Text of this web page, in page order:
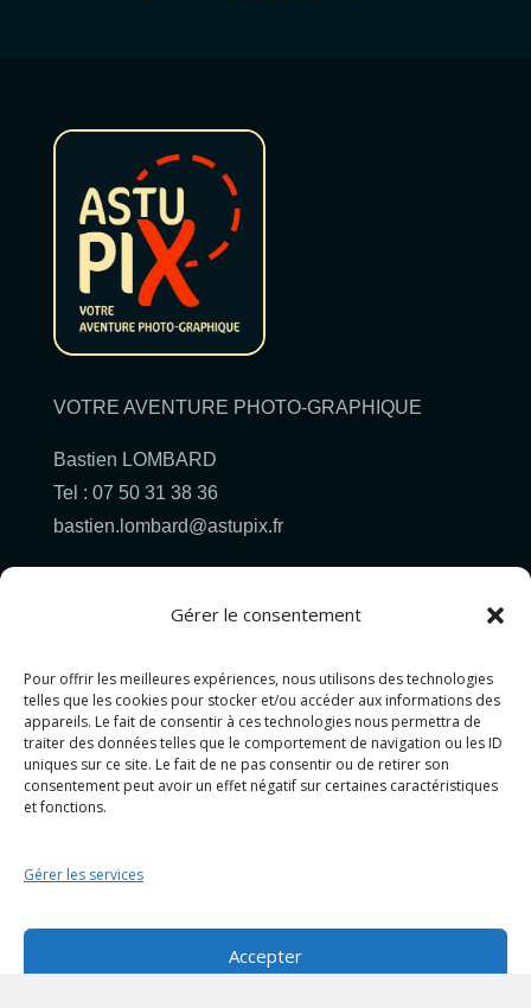
Gérer le consentement
Pour offrir les meilleures expériences, nous utilisons des technologies
telles que les cookies pour stocker et/ou accéder aux informations des
appareils. Le fait de consentir à ces technologies nous permettra de
traiter des données telles que le comportement de navigation ou les ID
uniques sur ce site. Le fait de ne pas consentir ou de retirer son
consentement peut avoir un effet négatif sur certaines caractéristiques
et fonctions.
Gérer les services
Accepter
VOTRE AVENTURE PHOTO-GRAPHIQUE
Bastien LOMBARD
Tel : 07 50 31 38 36
bastien.lombard@astupix.fr
Pour allez plus loin...
PHOTOGRAPHIE
GRAPHISME
Politique de confidentialité